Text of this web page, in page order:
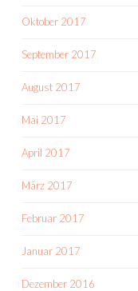
Oktober 2017
September 2017
August 2017
Mai 2017
April 2017
März 2017
Februar 2017
Januar 2017
Dezember 2016